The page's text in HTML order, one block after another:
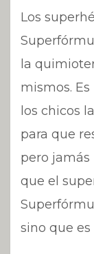
Los
la
mismos.
los chicos
para que
pero
que el
sino que